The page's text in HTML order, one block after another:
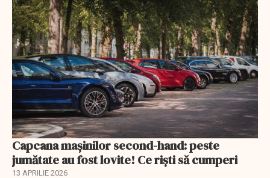
Capcana mașinilor second-hand: peste
jumătate au fost lovite! Ce riști să cumperi
13 APRILIE 2026